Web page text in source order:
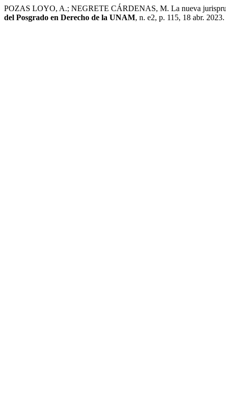
POZAS LOYO, A.; NEGRETE CÁRDENAS, M. La nueva
del Posgrado en Derecho de la UNAM, n. e2, p. 115, 18 abr. 2023.